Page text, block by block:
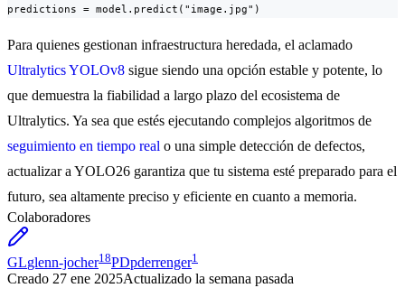
predictions = model.predict("image.jpg")
Para quienes gestionan infraestructura heredada, el aclamado
Ultralytics YOLOv8 sigue siendo una opción estable y potente, lo
que demuestra la fiabilidad a largo plazo del ecosistema de
Ultralytics. Ya sea que estés ejecutando complejos algoritmos de
seguimiento en tiempo real o una simple detección de defectos,
actualizar a YOLO26 garantiza que tu sistema esté preparado para el
futuro, sea altamente preciso y eficiente en cuanto a memoria.
Colaboradores
GLglenn-jocher18PDpderrenger1
Creado 27 ene 2025Actualizado la semana pasada